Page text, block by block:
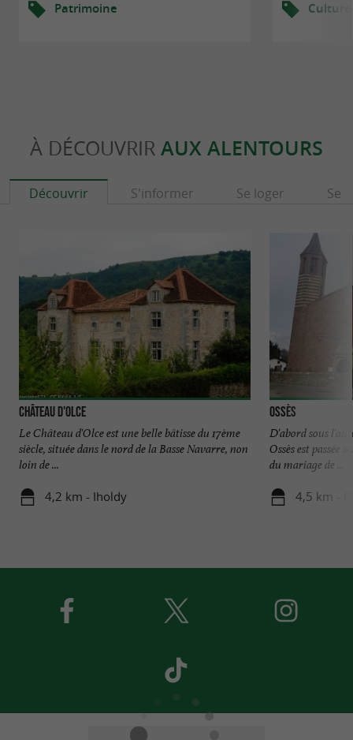
Patrimoine Culture
À DÉCOUVRIR AUX ALENTOURS
Découvrir S'informer Se loger Se
Château d'Olce
Le Château d'Olce est une belle bâtisse du 17ème
siècle, située dans le nord de la Basse Navarre, non
loin de ...
4,2 km - Iholdy
Ossès
D'abord sous
Ossès est passée
du mariage de ...
4,5 km -